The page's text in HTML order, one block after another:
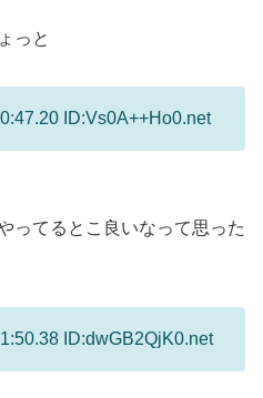
っと
ID:Vs0A++Ho0.net
ってるとこ良いなって思った
ID:dwGB2QjK0.net